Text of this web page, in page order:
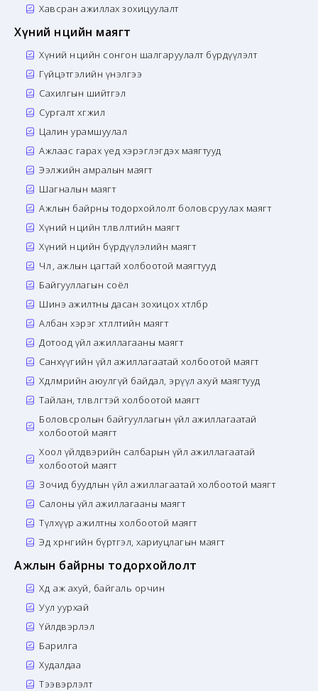
Хавсран ажиллах зохицуулалт
Хүний нөөцийн маягт
Хүний нөөцийн сонгон шалгаруулалт бүрдүүлэлт
Гүйцэтгэлийн үнэлгээ
Сахилгын шийтгэл
Сургалт хөгжил
Цалин урамшуулал
Ажлаас гарах үед хэрэглэгдэх маягтууд
Ээлжийн амралын маягт
Шагналын маягт
Ажлын байрны тодорхойлолт боловсруулах маягт
Хүний нөөцийн төлөвлөлтийн маягт
Хүний нөөцийн бүрдүүлэлийн маягт
Чөлөө, ажлын цагтай холбоотой маягтууд
Байгууллагын соёл
Шинэ ажилтны дасан зохицох хөтөлбөр
Албан хэрэг хөтлөлтийн маягт
Дотоод үйл ажиллагааны маягт
Санхүүгийн үйл ажиллагаатай холбоотой маягт
Хөдөлмөрийн аюулгүй байдал, эрүүл ахуй маягтууд
Тайлан, төлөвлөгөөтэй холбоотой маягт
Боловсролын байгууллагын үйл ажиллагаатай
холбоотой маягт
Хоол үйлдвэрийн салбарын үйл ажиллагаатай
холбоотой маягт
Зочид буудлын үйл ажиллагаатай холбоотой маягт
Салоны үйл ажиллагааны маягт
Түлхүүр ажилтны холбоотой маягт
Эд хөрөнгийн бүртгэл, хариуцлагын маягт
Ажлын байрны тодорхойлолт
Хөдөө аж ахуй, байгаль орчин
Уул уурхай
Үйлдвэрлэл
Барилга
Худалдаа
Тээвэрлэлт